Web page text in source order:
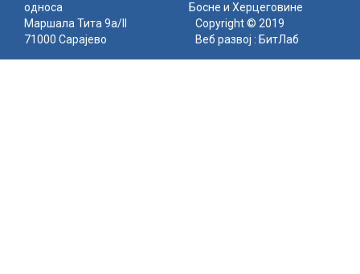
односа
Босне и Херцеговине
Маршала Тита 9а/II
71000 Сарајево
Copyright © 2019
Веб развој : БитЛаб